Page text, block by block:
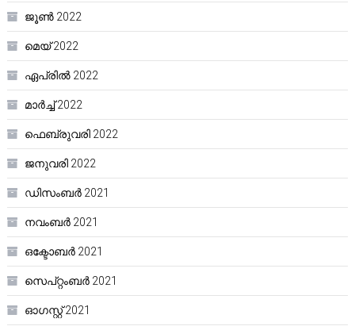
ജൂൺ 2022
മെയ്‌ 2022
ഏപ്രിൽ 2022
മാർച്ച്‌ 2022
ഫെബ്രുവരി 2022
ജനുവരി 2022
ഡിസംബർ 2021
നവംബർ 2021
ഒക്ടോബർ 2021
സെപ്റ്റംബർ 2021
ഓഗസ്റ്റ്‌ 2021